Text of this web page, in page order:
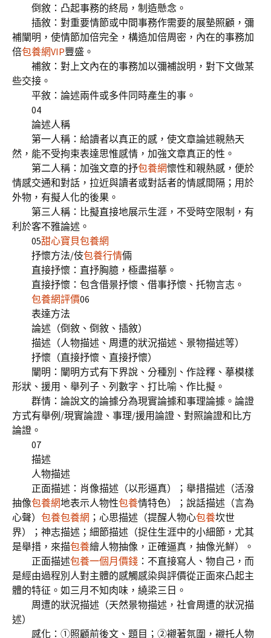
倒敘：凸起事務的終局，制造懸念。
插敘：對重要情節或中間事務作需要的展墊照顧，彌
補闡明，使情節加倍完全，構造加倍周密，內在的事務加
倍包養網VIP豐盛。
補敘：對上文內在的事務加以彌補說明，對下文做某
些交接。
平敘：論述兩件或多件同時產生的事。
04
論述人稱
第一人稱：給讀者以真正的感，使文章論述親熱天
然，能不受拘束表達思惟感情，加強文章真正的性。
第二人稱：加強文章的抒包養網懷性和親熱感，便於
情感交通和對話，拉近與讀者或對話者的情感間隔；用於
外物，有擬人化的後果。
第三人稱：比擬直接地展示生涯，不受時空限制，有
利於客不雅論述。
05甜心寶貝包養網
抒懷方法/伎包養行情倆
直接抒懷：直抒胸臆，極盡描摹。
直接抒懷：包含借景抒懷、借事抒懷、托物言志。
包養網評價06
表達方法
論述（倒敘、倒敘、插敘）
描述（人物描述、周遭的狀況描述、景物描述等）
抒懷（直接抒懷、直接抒懷）
闡明：闡明方式有下界說、分種別、作詮釋、摹模樣
形狀、援用、舉列子、列數字、打比喻、作比擬。
群情：論說文的論據分為現實論據和事理論據。論證
方式有舉例/現實論證、事理/援用論證、對照論證和比方
論證。
07
描述
人物描述
正面描述：肖像描述（以形逼真）；舉措描述（活潑
抽像包養網地表示人物性包養情特色）；說話描述（言為
心聲） 包養包養網 ；心思描述（提醒人物心包養坎世
界）；神志描述；細節描述（捉住生涯中的小細節，尤其
是舉措，來描包養繪人物抽像，正確逼真，抽像光鮮）。
正面描述包養一個月價錢 ：不直接寫人、物自己，而
是經由過程別人對主體的感觸感染與評價從正面來凸起主
體的特征。如三月不知肉味，繞梁三日。
周遭的狀況描述（天然景物描述，社會周遭的狀況描
述）
感化：①照顧前後文、題目；②襯著氛圍，襯托人物